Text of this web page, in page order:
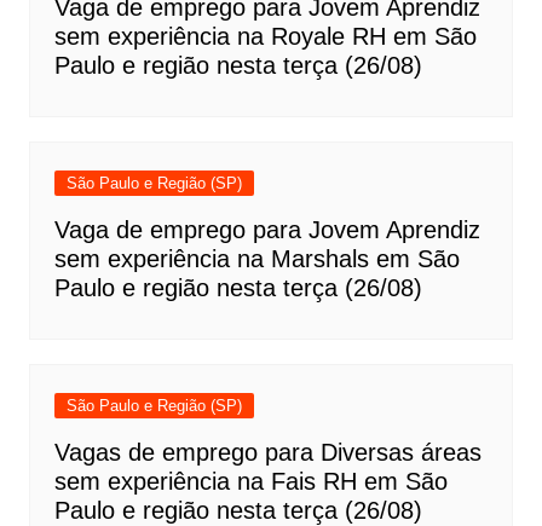
Vaga de emprego para Jovem Aprendiz
sem experiência na Royale RH em São
Paulo e região nesta terça (26/08)
São Paulo e Região (SP)
Vaga de emprego para Jovem Aprendiz
sem experiência na Marshals em São
Paulo e região nesta terça (26/08)
São Paulo e Região (SP)
Vagas de emprego para Diversas áreas
sem experiência na Fais RH em São
Paulo e região nesta terça (26/08)